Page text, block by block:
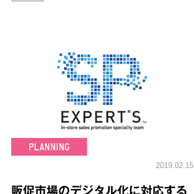
2019.02.15
販促市場のデジタル化に対応する